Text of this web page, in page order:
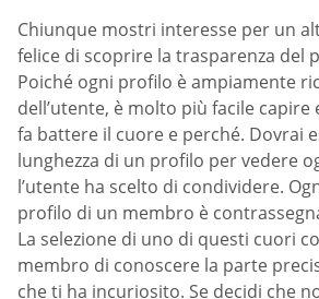
Chiunque mostri interesse per un
felice di scoprire la trasparenza del
Poiché ogni profilo è ampiamente
dell’utente, è molto più facile
fa battere il cuore e perché. Dovrai
lunghezza di un profilo per vedere
l’utente ha scelto di condividere.
profilo di un membro è
La selezione di uno di questi cuori
membro di conoscere la parte
che ti ha incuriosito. Se decidi che